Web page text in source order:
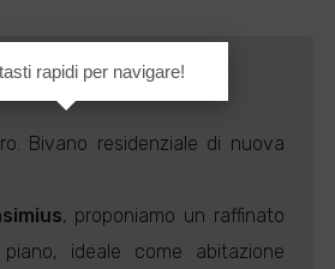
Bivano residenziale di nuova
, proponiamo un raffinato
ideale come abitazione
rapidi per navigare!